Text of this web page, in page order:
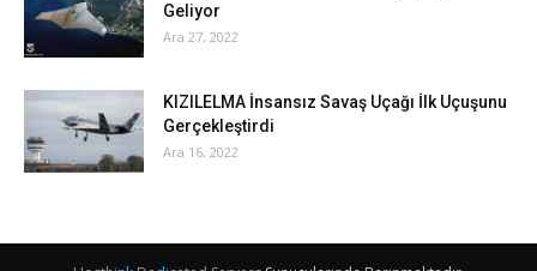
Geliyor
Ara 27, 2022
KIZILELMA İnsansız Savaş Uçağı İlk Uçuşunu
Gerçekleştirdi
Ara 16, 2022